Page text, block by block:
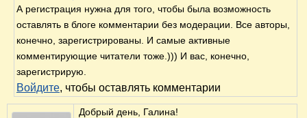
А регистрация нужна для того, чтобы была возможность
оставлять в блоге комментарии без модерации. Все авторы,
конечно, зарегистрированы. И самые активные
комментирующие читатели тоже.))) И вас, конечно,
зарегистрирую.
Войдите, чтобы оставлять комментарии
Добрый день, Галина!